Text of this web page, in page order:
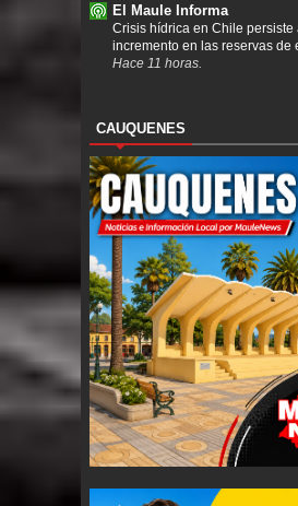
El Maule Informa
Crisis hídrica en Chile persiste
incremento en las reservas de
Hace 11 horas.
CAUQUENES